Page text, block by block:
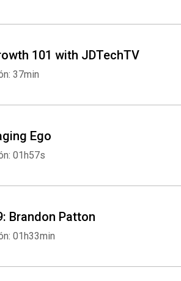
101 with JDTechTV
37min
Ego
01h57s
Brandon Patton
01h33min